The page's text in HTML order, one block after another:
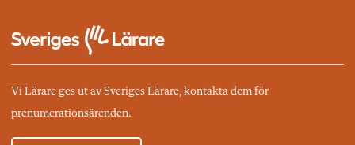
Vi Lärare ges ut av Sveriges Lärare, kontakta dem för
prenumerationsärenden.